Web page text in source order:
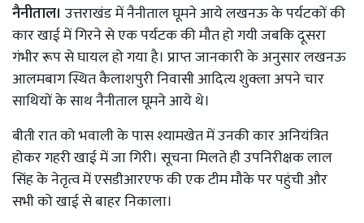
नैनीताल। उत्तराखंड में नैनीताल घूमने आये लखनऊ के पर्यटकों की
कार खाई में गिरने से एक पर्यटक की मौत हो गयी जबकि दूसरा
गंभीर रूप से घायल हो गया है। प्राप्त जानकारी के अनुसार लखनऊ
आलमबाग स्थित कैलाशपुरी निवासी आदित्य शुक्ला अपने चार
साथियों के साथ नैनीताल घूमने आये थे।
बीती रात को भवाली के पास श्यामखेत में उनकी कार अनियंत्रित
होकर गहरी खाई में जा गिरी। सूचना मिलते ही उपनिरीक्षक लाल
सिंह के नेतृत्व में एसडीआरएफ की एक टीम मौके पर पहुंची और
सभी को खाई से बाहर निकाला।